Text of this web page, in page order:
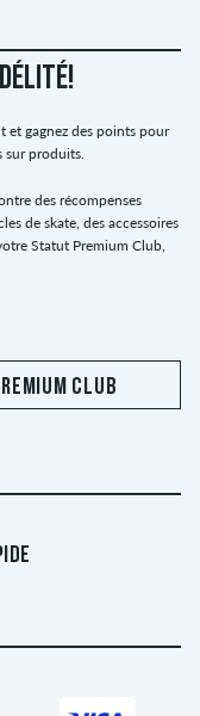
et gagnez des points pour
sur produits.
des récompenses
de skate, des accessoires
Statut Premium Club,
CLUB